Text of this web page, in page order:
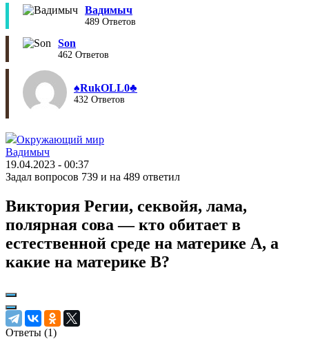
Вадимыч
489 Ответов
Son
462 Ответов
♠︎RukOLL0♣︎
432 Ответов
Окружающий мир
Вадимыч
19.04.2023 - 00:37
Задал вопросов 739 и на 489 ответил
Виктория Регии, секвойя, лама,
полярная сова — кто обитает в
естественной среде на материке А, а
какие на материке В?
Ответы (1)